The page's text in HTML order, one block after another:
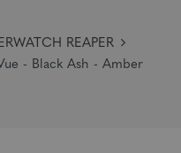
REAPER
- Black Ash - Amber